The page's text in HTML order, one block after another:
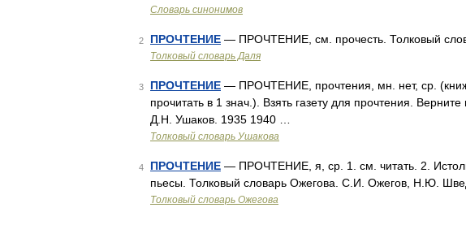
Словарь синонимов
2 ПРОЧТЕНИЕ — ПРОЧТЕНИЕ, см. прочесть. Толковый
Толковый словарь Даля
3 ПРОЧТЕНИЕ — ПРОЧТЕНИЕ, прочтения, мн. нет, ср.
прочитать в 1 знач.). Взять газету для прочтения.
Д.Н. Ушаков. 1935 1940 …
Толковый словарь Ушакова
4 ПРОЧТЕНИЕ — ПРОЧТЕНИЕ, я, ср. 1. см. читать. 2.
пьесы. Толковый словарь Ожегова. С.И. Ожегов, Н.Ю.
Толковый словарь Ожегова